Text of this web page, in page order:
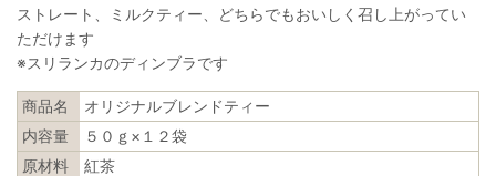
ストレート、ミルクティー、どちらでもおいしく召し上がってい
ただけます
※スリランカのディンブラです
商品名
オリジナルブレンドティー
内容量
５０ｇ×１２袋
原材料
紅茶